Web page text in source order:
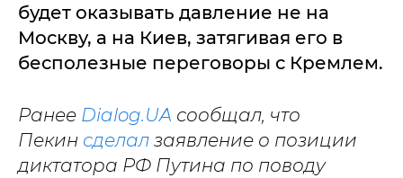
будет оказывать давление не на
Москву, а на Киев, затягивая его в
бесполезные переговоры с Кремлем.
Ранее Dialog.UA сообщал, что
Пекин сделал заявление о позиции
диктатора РФ Путина по поводу